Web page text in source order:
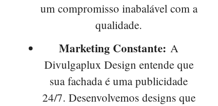
um compromisso inabalável com a
qualidade.
Marketing Constante: A
Divulgaplux Design entende que
sua fachada é uma publicidade
24/7. Desenvolvemos designs que